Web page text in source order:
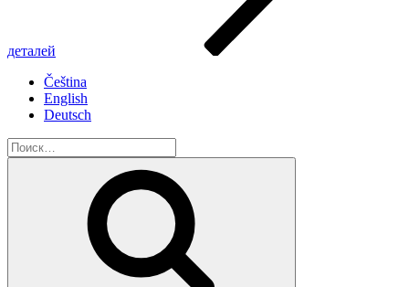
деталей
Čeština
English
Deutsch
Искать: